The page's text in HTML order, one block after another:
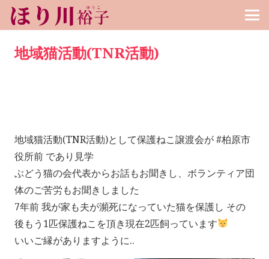
地域猫活動(TNR活動)
地域猫活動(TNR活動)として保護ねこ譲渡会が #柏原市
役所前 であり見学
ぶどう猫の会代表からお話もお聞きし、ボランティア団
体のご苦労もお聞きしました
7年前 我が家も夫が瀕死になっていた猫を保護し その
後もう1匹保護ねこを頂き現在2匹飼っています
いいご縁がありますように..